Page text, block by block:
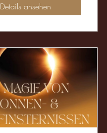
Details ansehen